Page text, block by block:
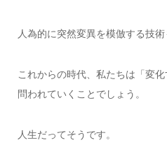
人為的に突然変異を模倣する技術
これからの時代、私たちは「変
問われていくことでしょう。
人生だってそうです。